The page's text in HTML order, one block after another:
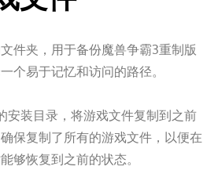
件夹，用于备份魔兽争霸3重制版
个易于记忆和访问的路径。
安装目录，将游戏文件复制到之前
保复制了所有的游戏文件，以便在
够恢复到之前的状态。